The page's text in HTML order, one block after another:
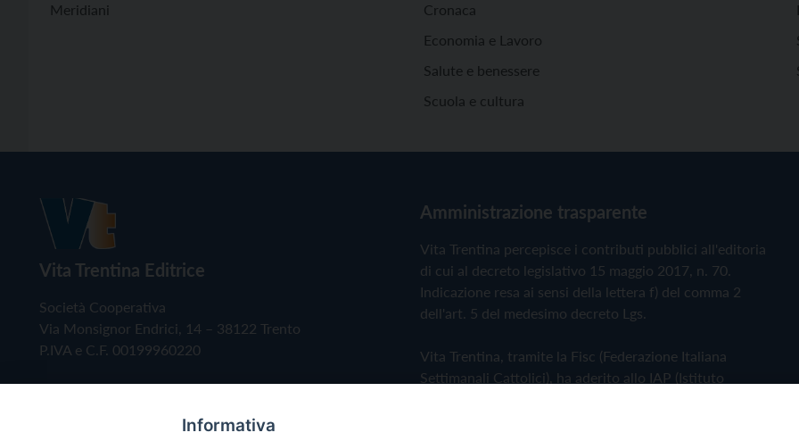
Meridiani
Cronaca
Economia e Lavoro
Salute e benessere
Scuola e cultura
Vita Trentina Editrice
Società Cooperativa
Via Monsignor Endrici, 14 – 38122 Trento
P.IVA e C.F. 00199960220
Amministrazione trasparente
Vita Trentina percepisce i contributi pubblici all'editoria
di cui al decreto legislativo 15 maggio 2017, n. 70.
Indicazione resa ai sensi della lettera f) del comma 2
dell'art. 5 del medesimo decreto Lgs.
Vita Trentina, tramite la Fisc (Federazione Italiana
Settimanali Cattolici), ha aderito allo IAP (Istituto
Informativa